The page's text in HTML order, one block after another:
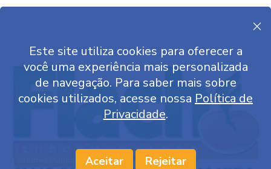
Informes Publicitários
Este site utiliza cookies para oferecer a
você uma experiência mais personalizada
de navegação. Para saber mais sobre
cookies utilizados, acesse nossa Política de
Privacidade.
Aceitar Rejeitar